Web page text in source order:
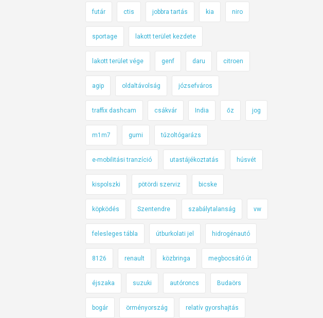
futár ctis jobbra tartás kia niro
sportage lakott terület kezdete
lakott terület vége genf daru citroen
agip oldaltávolság józsefváros
traffix dashcam csákvár India őz jog
m1m7 gumi tűzoltógarázs
e-mobilitási tranzíció utastájékoztatás húsvét
kispolszki pötördi szerviz bicske
köpködés Szentendre szabálytalanság vw
felesleges tábla útburkolati jel hidrogénautó
8126 renault közbringa megbocsátó út
éjszaka suzuki autóroncs Budaörs
bogár örményország relatív gyorshajtás